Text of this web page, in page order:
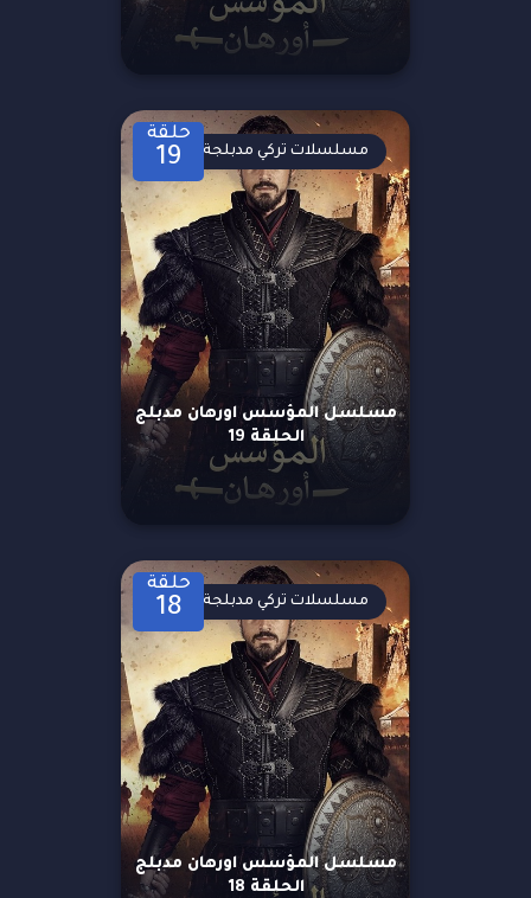
حلقة
19
مسلسل المؤسس اورهان مدبلج
الحلقة 19
مسلسلات تركي مدبلجة
حلقة
18
مسلسل المؤسس اورهان مدبلج
الحلقة 18
مسلسلات تركي مدبلجة